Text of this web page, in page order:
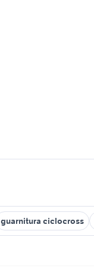
guarnitura ciclocross